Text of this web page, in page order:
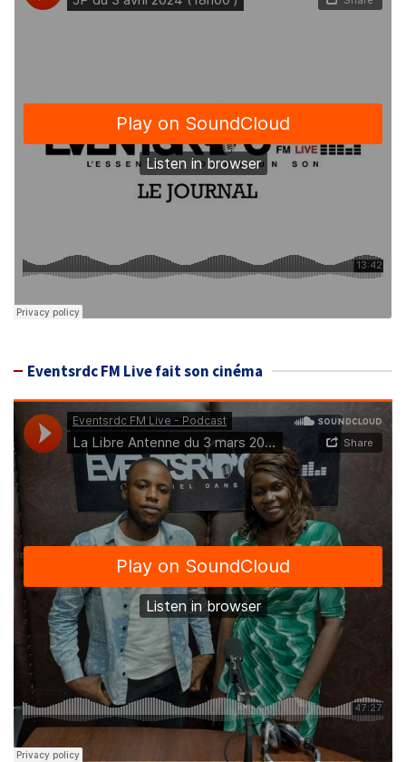
Eventsrdc FM Live fait son cinéma